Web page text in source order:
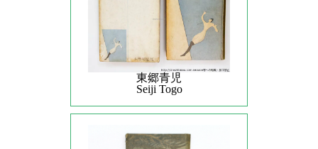
東郷青児
Seiji Togo